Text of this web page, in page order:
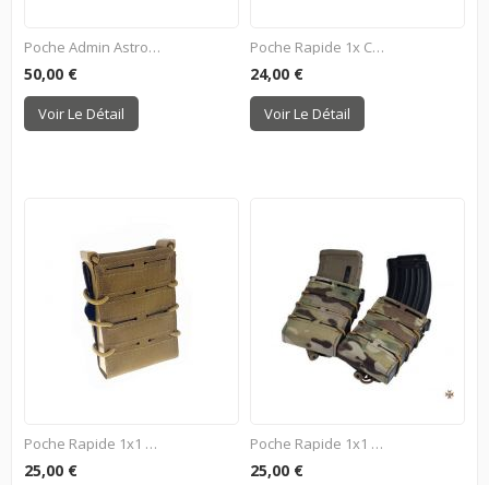
Poche Admin Astrolabe Gen2...
50,00 €
Voir Le Détail
Poche Rapide 1x Chargeur PM...
24,00 €
Voir Le Détail
Poche Rapide 1x1 Chargeur...
25,00 €
Poche Rapide 1x1 Chargeur...
25,00 €